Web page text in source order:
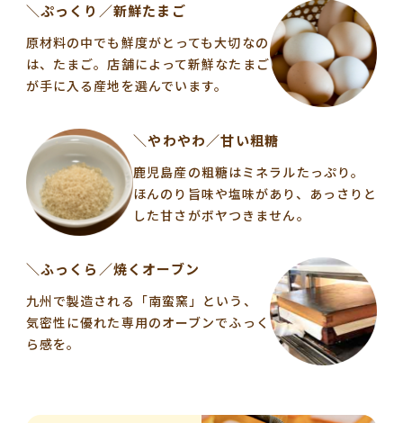
＼ぷっくり／新鮮たまご
原材料の中でも鮮度がとっても大切なの
は、たまご。店舗によって新鮮なたまご
が手に入る産地を選んでいます。
＼やわやわ／甘い粗糖
鹿児島産の粗糖はミネラルたっぷり。
ほんのり旨味や塩味があり、あっさりと
した甘さがボヤつきません。
＼ふっくら／焼くオーブン
九州で製造される「南蛮窯」という、
気密性に優れた専用のオーブンでふっく
ら感を。